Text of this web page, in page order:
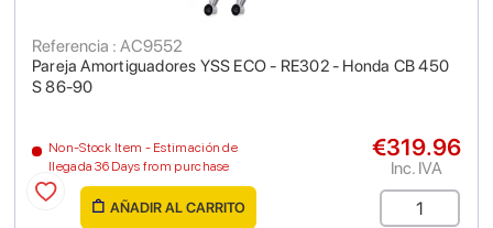
Pareja Amortiguadores YSS ECO - RE302 - Honda CB 450
S 86-90
Referencia : AC9552
Non-Stock Item - Estimación de
llegada 36 Days from purchase
€319.96
Inc. IVA
AÑADIR AL CARRITO